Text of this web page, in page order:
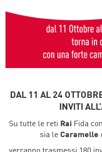
DAL 11 AL 24
INVITI
Su tutte le reti Rai Fida
sia le Caramelle